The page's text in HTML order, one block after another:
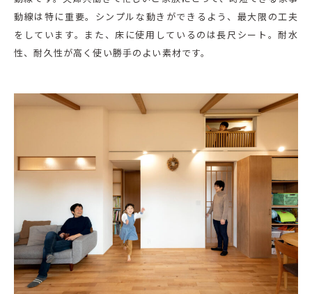
動線は特に重要。シンプルな動きができるよう、最大限の工夫
をしています。また、床に使用しているのは長尺シート。耐水
性、耐久性が高く使い勝手のよい素材です。